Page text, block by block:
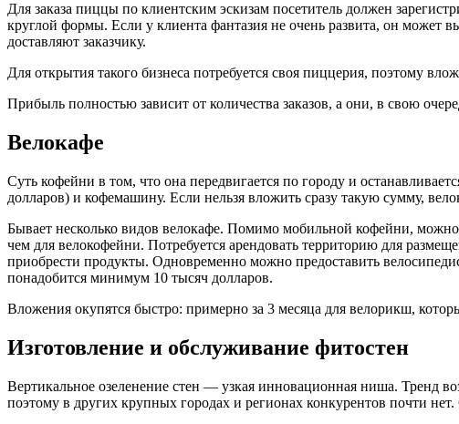
Для заказа пиццы по клиентским эскизам посетитель должен
круглой формы. Если у клиента фантазия не очень развита, он может
доставляют заказчику.
Для открытия такого бизнеса потребуется своя пиццерия, поэтому
Прибыль полностью зависит от количества заказов, а они, в свою
Велокафе
Суть кофейни в том, что она передвигается по городу и
долларов) и кофемашину. Если нельзя вложить сразу такую сумму,
Бывает несколько видов велокафе. Помимо мобильной кофейни,
чем для велокофейни. Потребуется арендовать территорию для
приобрести продукты. Одновременно можно предоставить
понадобится минимум 10 тысяч долларов.
Вложения окупятся быстро: примерно за 3 месяца для велорикш,
Изготовление и обслуживание фитостен
Вертикальное озеленение стен — узкая инновационная ниша. Тренд
поэтому в других крупных городах и регионах конкурентов почти